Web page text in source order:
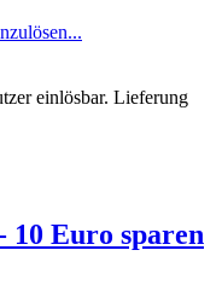
einlösbar. Lieferung
Euro sparen